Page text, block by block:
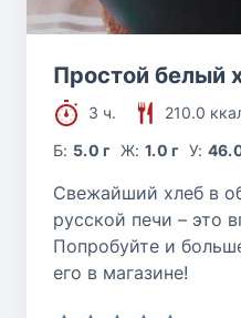
Простой белый
3 ч.
210.0
Б: 5.0 г Ж: 1.0 г У:
Свежайший хлеб в
русской печи – это
Попробуйте и
его в магазине!